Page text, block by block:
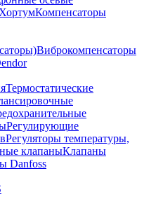
Компенсаторы
Виброкомпенсаторы
Термостатические
Регулирующие
Регуляторы температуры,
клапаныКлапаны
Danfoss